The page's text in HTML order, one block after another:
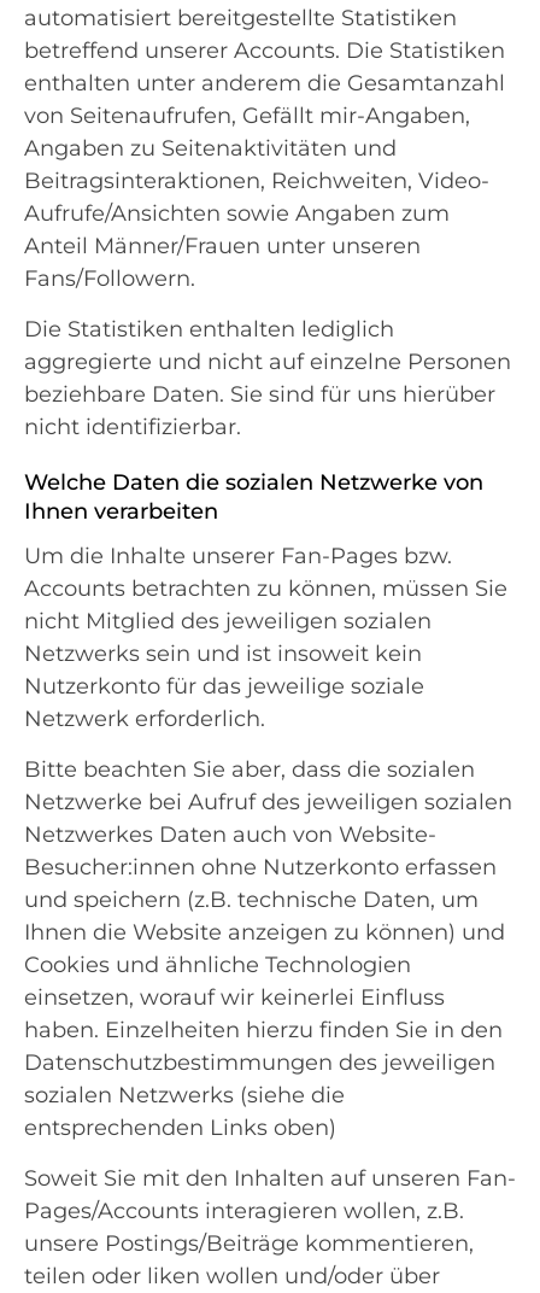
automatisiert bereitgestellte Statistiken
betreffend unserer Accounts. Die Statistiken
enthalten unter anderem die Gesamtanzahl
von Seitenaufrufen, Gefällt mir-Angaben,
Angaben zu Seitenaktivitäten und
Beitragsinteraktionen, Reichweiten, Video-
Aufrufe/Ansichten sowie Angaben zum
Anteil Männer/Frauen unter unseren
Fans/Followern.
Die Statistiken enthalten lediglich
aggregierte und nicht auf einzelne Personen
beziehbare Daten. Sie sind für uns hierüber
nicht identifizierbar.
Welche Daten die sozialen Netzwerke von
Ihnen verarbeiten
Um die Inhalte unserer Fan-Pages bzw.
Accounts betrachten zu können, müssen Sie
nicht Mitglied des jeweiligen sozialen
Netzwerks sein und ist insoweit kein
Nutzerkonto für das jeweilige soziale
Netzwerk erforderlich.
Bitte beachten Sie aber, dass die sozialen
Netzwerke bei Aufruf des jeweiligen sozialen
Netzwerkes Daten auch von Website-
Besucher:innen ohne Nutzerkonto erfassen
und speichern (z.B. technische Daten, um
Ihnen die Website anzeigen zu können) und
Cookies und ähnliche Technologien
einsetzen, worauf wir keinerlei Einfluss
haben. Einzelheiten hierzu finden Sie in den
Datenschutzbestimmungen des jeweiligen
sozialen Netzwerks (siehe die
entsprechenden Links oben)
Soweit Sie mit den Inhalten auf unseren Fan-
Pages/Accounts interagieren wollen, z.B.
unsere Postings/Beiträge kommentieren,
teilen oder liken wollen und/oder über